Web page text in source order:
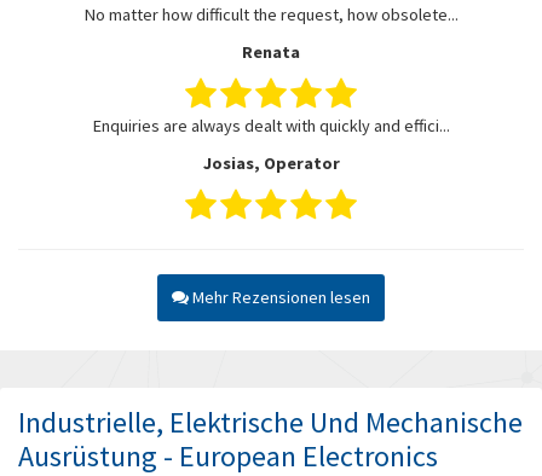
No matter how difficult the request, how obsolete...
Renata
Enquiries are always dealt with quickly and effici...
Josias, Operator
Mehr Rezensionen lesen
Industrielle, Elektrische Und Mechanische
Ausrüstung - European Electronics